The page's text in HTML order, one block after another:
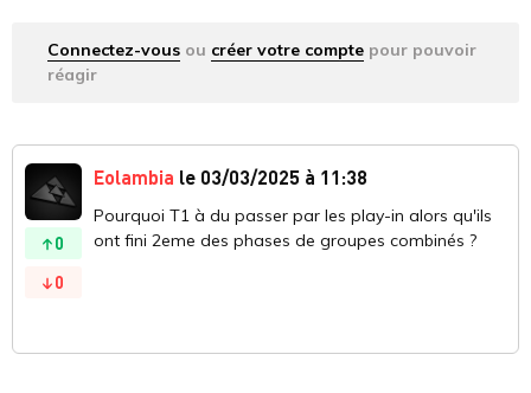
Connectez-vous ou créer votre compte pour pouvoir
réagir
0
0
Eolambia le 03/03/2025 à 11:38
Pourquoi T1 à du passer par les play-in alors qu'ils
ont fini 2eme des phases de groupes combinés ?